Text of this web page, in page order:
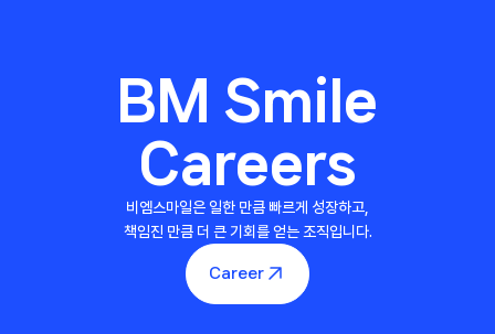
Life-Work Synergy
with Pets
BM Smile
Careers
비엠스마일은 일한 만큼 빠르게 성장하고,
책임진 만큼 더 큰 기회를 얻는 조직입니다.
Career